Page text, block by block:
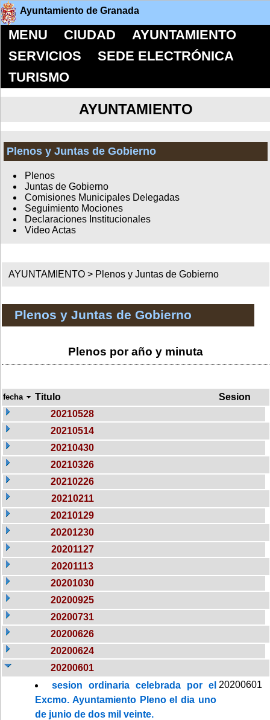
Ayuntamiento de Granada
MENU CIUDAD
AYUNTAMIENTO
SERVICIOS
SEDE ELECTRÓNICA
TURISMO
AYUNTAMIENTO
Plenos y Juntas de Gobierno
Plenos
Juntas de Gobierno
Comisiones Municipales Delegadas
Seguimiento Mociones
Declaraciones Institucionales
Video Actas
AYUNTAMIENTO > Plenos y Juntas de Gobierno
Plenos y Juntas de Gobierno
Plenos por año y minuta
fecha Titulo
Sesion
20210528
20210514
20210430
20210326
20210226
20210211
20210129
20201230
20201127
20201113
20201030
20200925
20200731
20200626
20200624
20200601
sesion ordinaria celebrada por el
Excmo. Ayuntamiento Pleno el dia uno
de junio de dos mil veinte.
20200601